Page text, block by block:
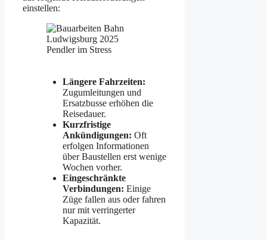
einstellen:
Längere Fahrzeiten:
Zugumleitungen und
Ersatzbusse erhöhen die
Reisedauer.
Kurzfristige
Ankündigungen: Oft
erfolgen Informationen
über Baustellen erst wenige
Wochen vorher.
Eingeschränkte
Verbindungen: Einige
Züge fallen aus oder fahren
nur mit verringerter
Kapazität.